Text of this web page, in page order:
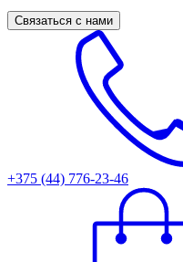
Связаться с нами
+375 (44) 776-23-46